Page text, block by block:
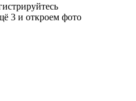
3 и откроем фото